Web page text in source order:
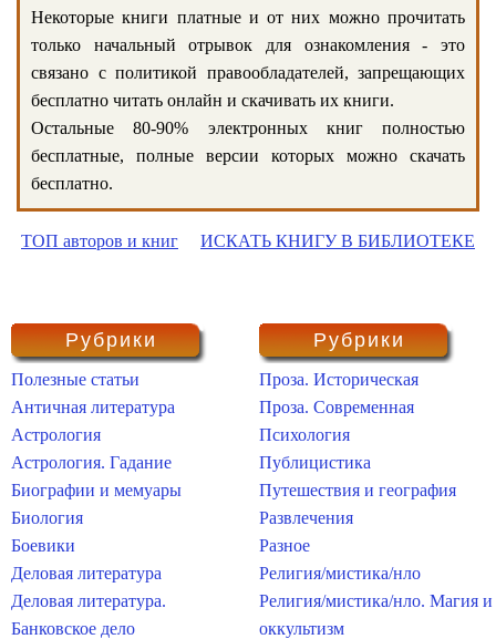
Некоторые книги платные и от них можно прочитать
только начальный отрывок для ознакомления - это
связано с политикой правообладателей, запрещающих
бесплатно читать онлайн и скачивать их книги.
Остальные 80-90% электронных книг полностью
бесплатные, полные версии которых можно скачать
бесплатно.
ТОП авторов и книг ИСКАТЬ КНИГУ В БИБЛИОТЕКЕ
Рубрики
Полезные статьи
Античная литература
Астрология
Астрология. Гадание
Биографии и мемуары
Биология
Боевики
Деловая литература
Деловая литература.
Банковское дело
Рубрики
Проза. Историческая
Проза. Современная
Психология
Публицистика
Путешествия и география
Развлечения
Разное
Религия/мистика/нло
Религия/мистика/нло. Магия и
оккультизм